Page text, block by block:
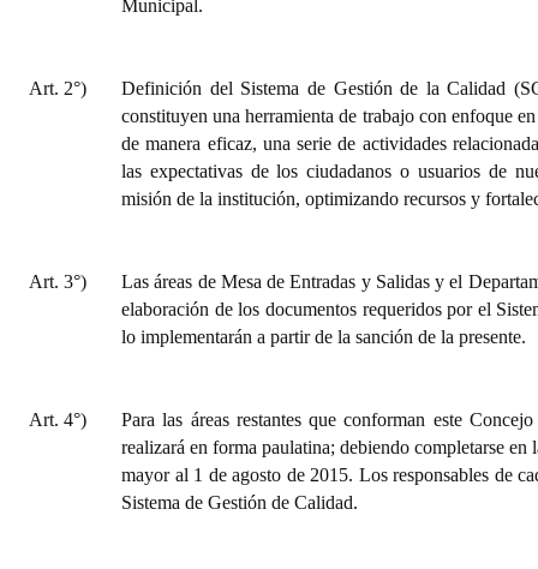
Municipal.
Art. 2°)
Definición del Sistema de Gestión de la Calidad
constituyen una herramienta de trabajo con enfoque
de manera eficaz, una serie de actividades
las expectativas de los ciudadanos o usuarios de
misión de la institución, optimizando recursos y
Art. 3°)
Las áreas de Mesa de Entradas y Salidas y el
elaboración de los documentos requeridos por el
lo implementarán a partir de la sanción de la presente.
Art. 4°)
Para las áreas restantes que conforman este
realizará en forma paulatina; debiendo completarse
mayor al 1 de agosto de 2015. Los responsables de
Sistema de Gestión de Calidad.